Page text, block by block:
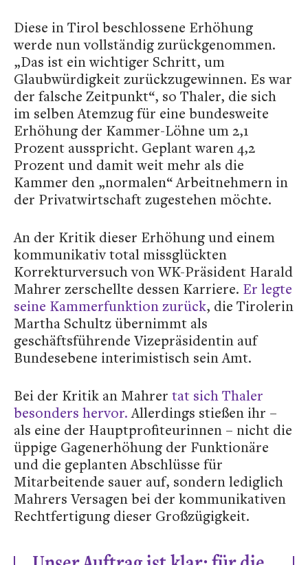
Diese in Tirol beschlossene Erhöhung
werde nun vollständig zurückgenommen.
„Das ist ein wichtiger Schritt, um
Glaubwürdigkeit zurückzugewinnen. Es war
der falsche Zeitpunkt“, so Thaler, die sich
im selben Atemzug für eine bundesweite
Erhöhung der Kammer-Löhne um 2,1
Prozent ausspricht. Geplant waren 4,2
Prozent und damit weit mehr als die
Kammer den „normalen“ Arbeitnehmern in
der Privatwirtschaft zugestehen möchte.
An der Kritik dieser Erhöhung und einem
kommunikativ total missglückten
Korrekturversuch von WK-Präsident Harald
Mahrer zerschellte dessen Karriere. Er legte
seine Kammerfunktion zurück, die Tirolerin
Martha Schultz übernimmt als
geschäftsführende Vizepräsidentin auf
Bundesebene interimistisch sein Amt.
Bei der Kritik an Mahrer tat sich Thaler
besonders hervor.Allerdings stießen ihr –
als eine der Hauptprofiteurinnen – nicht die
üppige Gagenerhöhung der Funktionäre
und die geplanten Abschlüsse für
Mitarbeitende sauer auf, sondern lediglich
Mahrers Versagen bei der kommunikativen
Rechtfertigung dieser Großzügigkeit.